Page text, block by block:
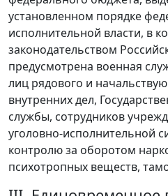
установленном порядке
исполнительной власти, в
законодательством
предусмотрена военная
лиц рядового и
внутренних дел,
службы, сотрудников
уголовно-исполнительной
контролю за оборотом
психотропных веществ,